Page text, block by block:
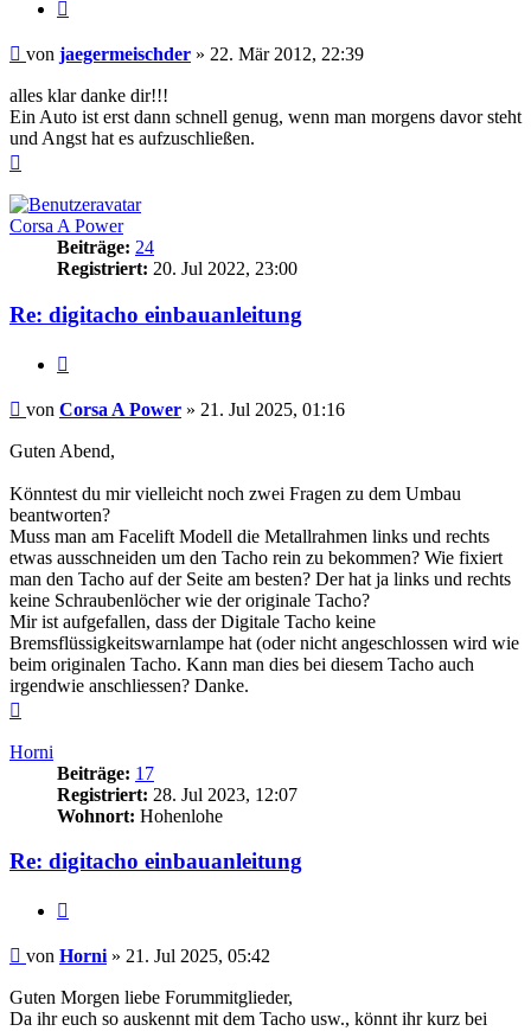
Beitrag
von jaegermeischder » 22. Mär 2012, 22:39
alles klar danke dir!!!
Ein Auto ist erst dann schnell genug, wenn man morgens davor steht
und Angst hat es aufzuschließen.
Corsa A Power
Beiträge: 24
Registriert: 20. Jul 2022, 23:00
Re: digitacho einbauanleitung
Beitrag
von Corsa A Power » 21. Jul 2025, 01:16
Guten Abend,
Könntest du mir vielleicht noch zwei Fragen zu dem Umbau
beantworten?
Muss man am Facelift Modell die Metallrahmen links und rechts
etwas ausschneiden um den Tacho rein zu bekommen? Wie fixiert
man den Tacho auf der Seite am besten? Der hat ja links und rechts
keine Schraubenlöcher wie der originale Tacho?
Mir ist aufgefallen, dass der Digitale Tacho keine
Bremsflüssigkeitswarnlampe hat (oder nicht angeschlossen wird wie
beim originalen Tacho. Kann man dies bei diesem Tacho auch
irgendwie anschliessen? Danke.
Horni
Beiträge: 17
Registriert: 28. Jul 2023, 12:07
Wohnort: Hohenlohe
Re: digitacho einbauanleitung
Beitrag
von Horni » 21. Jul 2025, 05:42
Guten Morgen liebe Forummitglieder,
Da ihr euch so auskennt mit dem Tacho usw., könnt ihr kurz bei